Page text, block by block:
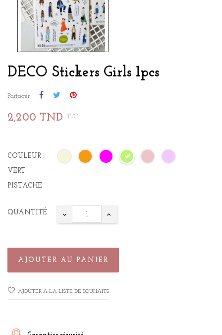
DECO Stickers Girls 1pcs
Partager
2,200 TND TTC
COULEUR :
VERT
PISTACHE
QUANTITÉ
AJOUTER AU PANIER
AJOUTER À LA LISTE DE SOUHAITS